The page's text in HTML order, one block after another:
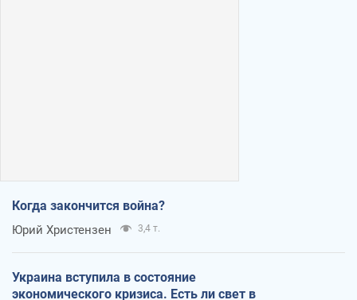
Когда закончится война?
Юрий Христензен 3,4 т.
Украина вступила в состояние
экономического кризиса. Есть ли свет в